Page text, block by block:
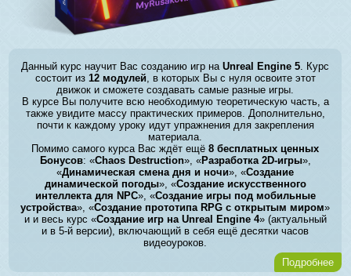
Данный курс научит Вас созданию игр наUnreal Engine 5 . Курс
состоит из 12 модулей, в которых Вы с нуля освоите этот
движок и сможете создавать самые разные игры.
В курсе Вы получите всю необходимую теоретическую часть, а
также увидите массу практических примеров. Дополнительно,
почти к каждому уроку идут упражнения для закрепления
материала.
Помимо самого курса Вас ждёт ещё8 бесплатных ценных
Бонусов: «Chaos Destruction», «Разработка 2D-игры»,
«Динамическая смена дня и ночи», «Создание
динамической погоды», «Создание искусственного
интеллекта для NPC», «Создание игры под мобильные
устройства», «Создание прототипа RPG с открытым миром»
и и весь курс «Создание игр на Unreal Engine 4» (актуальный
и в 5-й версии), включающий в себя ещё десятки часов
видеоуроков.
Подробнее